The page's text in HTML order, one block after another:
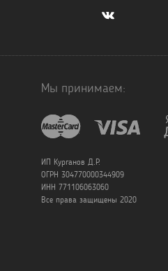
Мы принимаем:
ИП Курганов Д.Р.
ОГРН 304770000344909
ИНН 771106063060
Все права защищены 2020